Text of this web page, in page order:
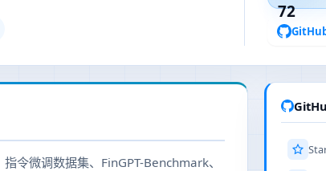
72
令微调数据集、FinGPT-Benchmark、